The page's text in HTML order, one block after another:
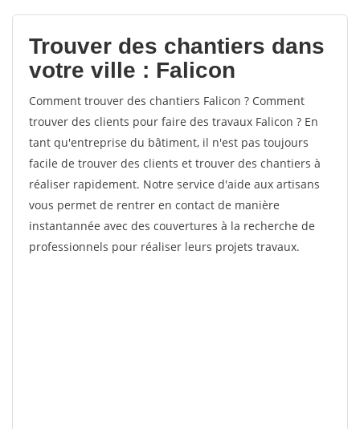
votes
Trouver des chantiers dans
votre ville : Falicon
Comment trouver des chantiers Falicon ? Comment
trouver des clients pour faire des travaux Falicon ? En
tant qu'entreprise du bâtiment, il n'est pas toujours
facile de trouver des clients et trouver des chantiers à
réaliser rapidement. Notre service d'aide aux artisans
vous permet de rentrer en contact de manière
instantannée avec des couvertures à la recherche de
professionnels pour réaliser leurs projets travaux.